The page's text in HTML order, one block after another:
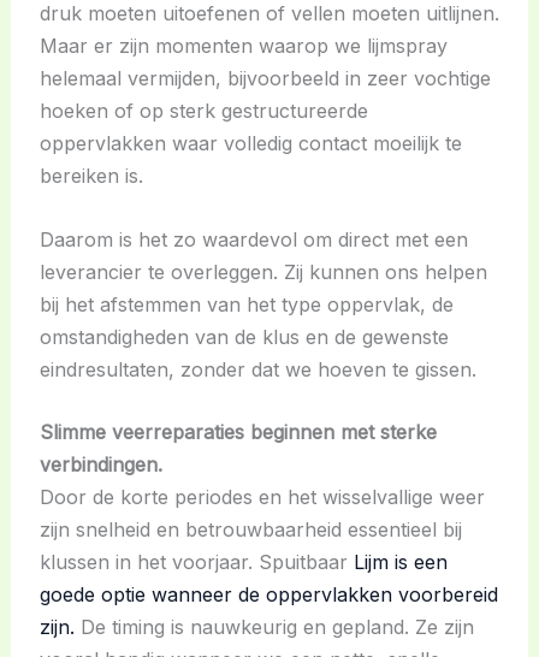
druk moeten uitoefenen of vellen moeten uitlijnen.
Maar er zijn momenten waarop we lijmspray
helemaal vermijden, bijvoorbeeld in zeer vochtige
hoeken of op sterk gestructureerde
oppervlakken waar volledig contact moeilijk te
bereiken is.
Daarom is het zo waardevol om direct met een
leverancier te overleggen. Zij kunnen ons helpen
bij het afstemmen van het type oppervlak, de
omstandigheden van de klus en de gewenste
eindresultaten, zonder dat we hoeven te gissen.
Slimme veerreparaties beginnen met sterke
verbindingen.
Door de korte periodes en het wisselvallige weer
zijn snelheid en betrouwbaarheid essentieel bij
klussen in het voorjaar. Spuitbaar Lijm is een
goede optie wanneer de oppervlakken voorbereid
zijn. De timing is nauwkeurig en gepland. Ze zijn